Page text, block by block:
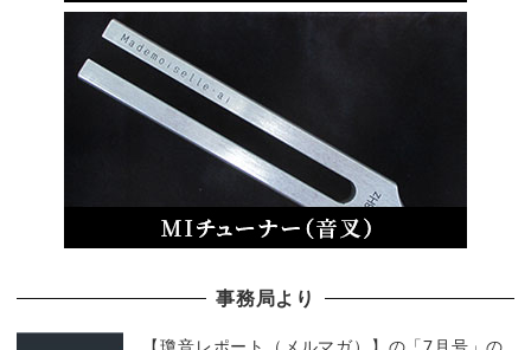
事務局より